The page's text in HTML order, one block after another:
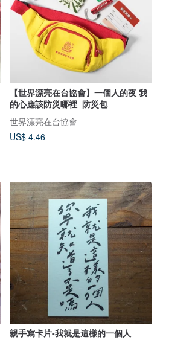
【世界漂亮在台協會】一個人的夜 我
的心應該防災哪裡_防災包
世界漂亮在台協會
US$ 4.46
親手寫卡片-我就是這樣的一個人